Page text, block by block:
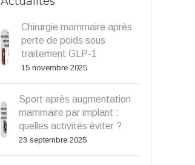
Chirurgie mammaire après
perte de poids sous
traitement GLP-1
15 novembre 2025
Sport après augmentation
mammaire par implant :
quelles activités éviter ?
23 septembre 2025